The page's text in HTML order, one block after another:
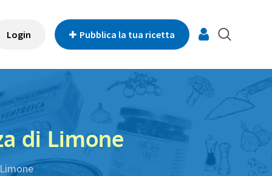
Login Pubblica la tua ricetta
di Limone